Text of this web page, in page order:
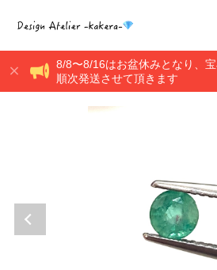
8/8〜8/16はお盆休みとなり、
順次発送させて頂きます